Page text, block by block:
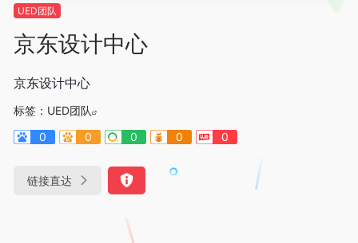
UED团队
京东设计中心
京东设计中心
标签： UED团队
0
0 0 0 0
链接直达